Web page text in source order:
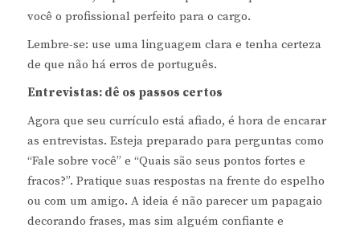
você o profissional perfeito para o cargo.
Lembre-se: use uma linguagem clara e tenha certeza
de que não há erros de português.
Entrevistas: dê os passos certos
Agora que seu currículo está afiado, é hora de encarar
as entrevistas. Esteja preparado para perguntas como
“Fale sobre você” e “Quais são seus pontos fortes e
fracos?”. Pratique suas respostas na frente do espelho
ou com um amigo. A ideia é não parecer um papagaio
decorando frases, mas sim alguém confiante e